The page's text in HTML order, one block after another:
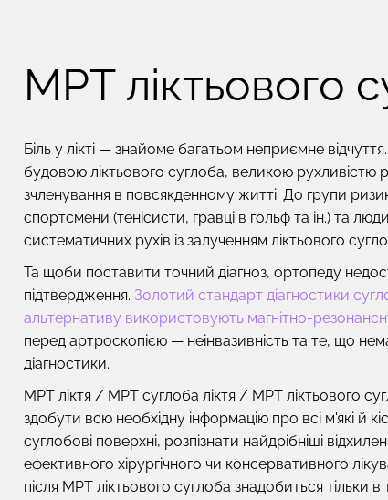
МРТ ліктьового
Біль у лікті — знайоме багатьом неприємне
будовою ліктьового суглоба, великою рухливістю
зчленування в повсякденному житті. До групи
спортсмени (тенісисти, гравці в гольф та ін.) та
систематичних рухів із залученням ліктьового
Та щоби поставити точний діагноз, ортопеду
підтвердження. Золотий стандарт діагностики
альтернативу використовують магнітно-
перед артроскопією — неінвазивність та те, що
діагностики.
МРТ ліктя / МРТ суглоба ліктя / МРТ ліктьового
здобути всю необхідну інформацію про всі м'які й
суглобові поверхні, розпізнати найдрібніші
ефективного хірургічного чи консервативного
після МРТ ліктьового суглоба знадобиться тільки